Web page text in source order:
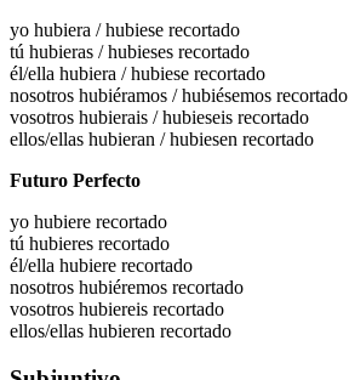
yo hubiera / hubiese recortado
tú hubieras / hubieses recortado
él/ella hubiera / hubiese recortado
nosotros hubiéramos / hubiésemos recortado
vosotros hubierais / hubieseis recortado
ellos/ellas hubieran / hubiesen recortado
Futuro Perfecto
yo hubiere recortado
tú hubieres recortado
él/ella hubiere recortado
nosotros hubiéremos recortado
vosotros hubiereis recortado
ellos/ellas hubieren recortado